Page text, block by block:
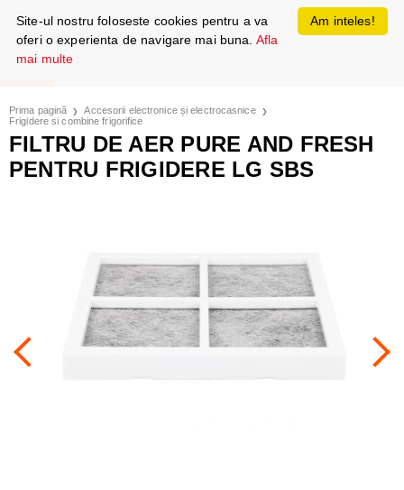
Prima pagină
Accesorii electronice și electrocasnice
Frigidere si combine frigorifice
FILTRU DE AER PURE AND FRESH
PENTRU FRIGIDERE LG SBS
Am inteles!
Site-ul nostru foloseste cookies pentru a va
oferi o experienta de navigare mai buna. Afla
mai multe